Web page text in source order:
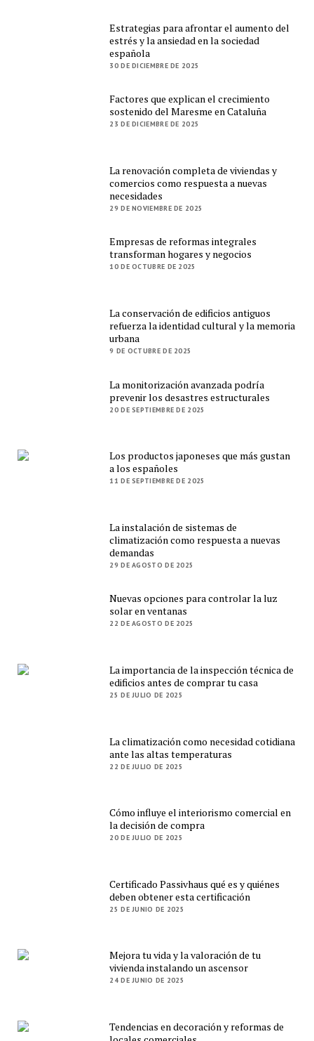
Estrategias para afrontar el aumento del
estrés y la ansiedad en la sociedad
española
30 DE DICIEMBRE DE 2025
Factores que explican el crecimiento
sostenido del Maresme en Cataluña
23 DE DICIEMBRE DE 2025
La renovación completa de viviendas y
comercios como respuesta a nuevas
necesidades
29 DE NOVIEMBRE DE 2025
Empresas de reformas integrales
transforman hogares y negocios
10 DE OCTUBRE DE 2025
La conservación de edificios antiguos
refuerza la identidad cultural y la memoria
urbana
9 DE OCTUBRE DE 2025
La monitorización avanzada podría
prevenir los desastres estructurales
20 DE SEPTIEMBRE DE 2025
Los productos japoneses que más gustan
a los españoles
11 DE SEPTIEMBRE DE 2025
La instalación de sistemas de
climatización como respuesta a nuevas
demandas
29 DE AGOSTO DE 2025
Nuevas opciones para controlar la luz
solar en ventanas
22 DE AGOSTO DE 2025
La importancia de la inspección técnica de
edificios antes de comprar tu casa
25 DE JULIO DE 2025
La climatización como necesidad cotidiana
ante las altas temperaturas
22 DE JULIO DE 2025
Cómo influye el interiorismo comercial en
la decisión de compra
20 DE JULIO DE 2025
Certificado Passivhaus qué es y quiénes
deben obtener esta certificación
25 DE JUNIO DE 2025
Mejora tu vida y la valoración de tu
vivienda instalando un ascensor
24 DE JUNIO DE 2025
Tendencias en decoración y reformas de